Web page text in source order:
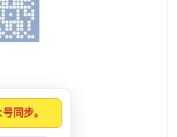
同步。